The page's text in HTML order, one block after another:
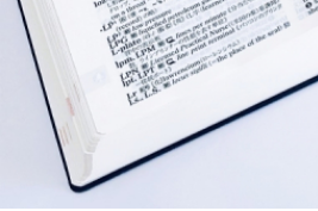
2025.10.31